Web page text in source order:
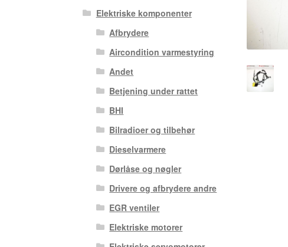
Elektriske komponenter
Afbrydere
Aircondition varmestyring
Andet
Betjening under rattet
BHI
Bilradioer og tilbehør
Dieselvarmere
Dørlåse og nøgler
Drivere og afbrydere andre
EGR ventiler
Elektriske motorer